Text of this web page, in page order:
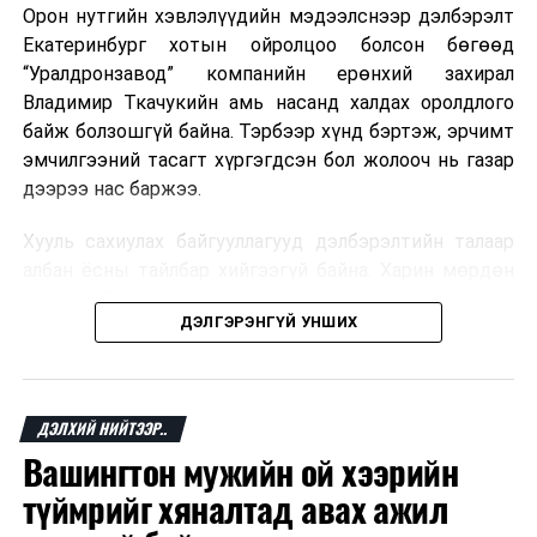
талбай”-д гарч буй үзэсгэлэн худалдаанд Чингэлтэй
дүүргийн газар тариалан эрхлэгч иргэд оролцож
байгаагаас гадна Сэлэнгэ, Өмнөговь, Дархан-Уул,
Хөвсгөл аймгаас иргэд, тариаланчид оролцож байна”
гэлээ.
Мароккогийн хөдөлмөр эрхлэлтийн сайд мэдэгджээ.
Орон нутгийн хэвлэлүүдийн мэдээлснээр дэлбэрэлт
Екатеринбург хотын ойролцоо болсон бөгөөд
“Уралдронзавод” компанийн ерөнхий захирал
Владимир Ткачукийн амь насанд халдах оролдлого
байж болзошгүй байна. Тэрбээр хүнд бэртэж, эрчимт
эмчилгээний тасагт хүргэгдсэн бол жолооч нь газар
дээрээ нас баржээ.
Хууль сахиулах байгууллагууд дэлбэрэлтийн талаар
шалгах байгууллага олон нийтэд аюултай аргаар
хүний амь насанд халдахыг завдсан гэх үндэслэлээр
мэдээлжээ.
“Уралдронзавод” компани 2023 онд Екатеринбург
хотод байгуулагдсан бөгөөд нисгэгчгүй нисэх
төхөөрөмж үйлдвэрлэдэг аж. Тус компанийн 2025
оны орлого 6.2 тэрбум рубль, цэвэр ашиг нь 1.9
ДЭЛГЭРЭНГҮЙ УНШИХ
ДЭЛХИЙ НИЙТЭЭР..
Вашингтон мужийн ой хээрийн
түймрийг хяналтад авах ажил